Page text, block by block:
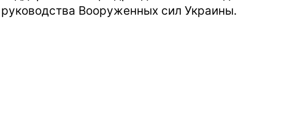
руководства Вооруженных сил Украины.